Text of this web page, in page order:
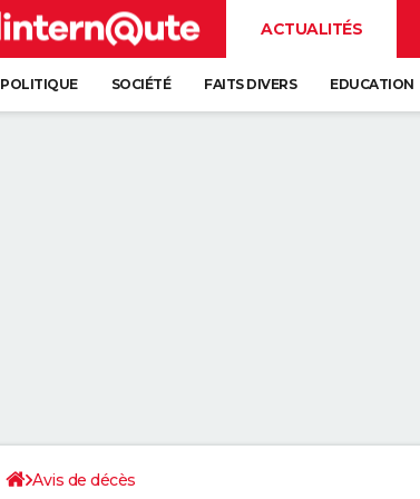
ACTUALITÉS
POLITIQUE SOCIÉTÉ FAITS DIVERS EDUCATION
Avis de décès